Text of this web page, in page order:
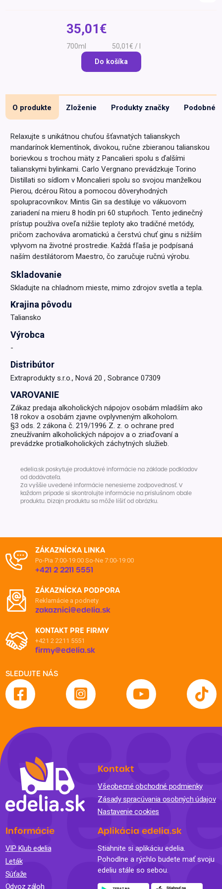
Darčekové
poukazy
Recepty
Domáci miláčikovia
35,01€
700ml 50,01€ / l
Do košíka
O produkte Zloženie Produkty značky Podobné
Relaxujte s unikátnou chuťou šťavnatých talianskych
mandarínok klementínok, divokou, ručne zbieranou talianskou
borievkou s trochou mäty z Pancalieri spolu s ďalšími
talianskymi bylinkami. Carlo Vergnano prevádzkuje Torino
Distillati so sídlom v Moncalieri spolu so svojou manželkou
Pierou, dcérou Ritou a pomocou dôveryhodných
spolupracovníkov. Mintis Gin sa destiluje vo vákuovom
zariadení na mieru 8 hodín pri 60 stupňoch. Tento jedinečný
prístup používa oveľa nižšie teploty ako tradičné metódy,
pričom zachováva aromatickú a čerstvú chuť ginu s nižším
vplyvom na životné prostredie. Každá fľaša je podpísaná
naším destilátorom Maestro, čo zaručuje ručnú výrobu.
Skladovanie
Skladujte na chladnom mieste, mimo zdrojov svetla a tepla.
Krajina pôvodu
Taliansko
Výrobca
-
Distribútor
Extraprodukty s.r.o., Nová 20 , Sobrance 07309
VAROVANIE
Zákaz predaja alkoholických nápojov osobám mladším ako
18 rokov a osobám zjavne ovplyvneným alkoholom.
§3 ods. 2 zákona č. 219/1996 Z. z. o ochrane pred
zneužívaním alkoholických nápojov a o zriaďovaní a
prevádzke protialkoholických záchytných služieb.
edelia.sk poskytuje produktové informácie na základe podkladov
od dodávateľa.
Za vyššie uvedené informácie nenesieme zodpovednosť. V
každom prípade si skontrolujte informácie na príslušnom obale
produktu. Dizajn produktu sa môže líšiť od obrázku.
ZÁKAZNÍCKA LINKA
Po-Pia 7:00-19:00 So-Ne 7:00-19:00
+421 2 2211 5551
ZÁKAZNÍCKA PODPORA
Reklamácie a podnety
zakaznici@edelia.sk
KONTAKT PRE FIRMY
+421 2 2211 5551
firmy@edelia.sk
SLEDUJTE NÁS
Kontakt
Všeobecné obchodné podmienky
Zásady spracúvania osobných údajov
Nastavenie cookies
Informácie
VIP Klub edelia
Leták
Súťaže
Odvoz záloh
Aplikácia edelia.sk
Stiahnite si aplikáciu edelia.
Pohodlne a rýchlo budete mať svoju
edeliu stále so sebou.